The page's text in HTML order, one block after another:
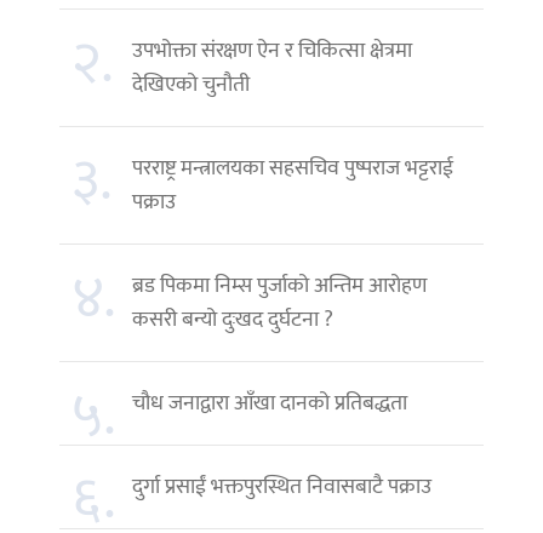
२. उपभोक्ता संरक्षण ऐन र चिकित्सा क्षेत्रमा
देखिएको चुनौती
३.
परराष्ट्र मन्त्रालयका सहसचिव पुष्पराज भट्टराई
पक्राउ
४. ब्रड पिकमा निम्स पुर्जाको अन्तिम आरोहण
कसरी बन्यो दुःखद दुर्घटना ?
५. चौध जनाद्वारा आँखा दानको प्रतिबद्धता
६. दुर्गा प्रसाईं भक्तपुरस्थित निवासबाटै पक्राउ